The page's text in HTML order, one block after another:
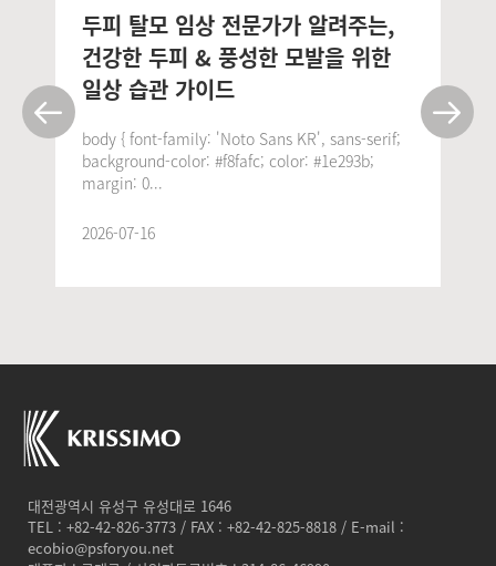
두피 탈모 임상 전문가가 알려주는,
건강한 두피 & 풍성한 모발을 위한
일상 습관 가이드
body { font-family: 'Noto Sans KR', sans-serif;
background-color: #f8fafc; color: #1e293b;
margin: 0...
2026-07-16
대전광역시 유성구 유성대로 1646
TEL : +82-42-826-3773 / FAX : +82-42-825-8818 / E-mail :
ecobio@psforyou.net